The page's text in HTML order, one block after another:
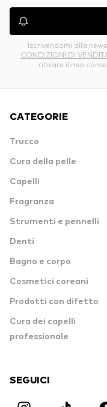
Iscrivendomi alla
CONDIZIONI DI
ritirare il mio
CATEGORIE
Trucco
Cura della pelle
Capelli
Fragranza
Strumenti e pennelli
Denti
Bagno e corpo
Cosmetici coreani
Prodotti con difetto
Cura dei capelli
professionale
SEGUICI